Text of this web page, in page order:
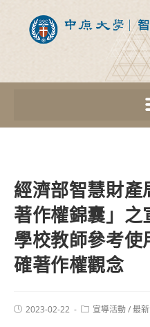
經濟部智慧財
著作權錦囊」之
學校教師參考
確著作權觀念
2023-02-22 宣導活動/最